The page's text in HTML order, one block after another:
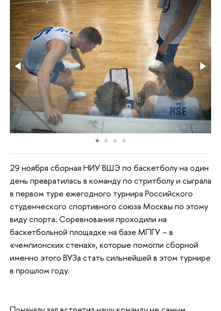
29 ноября сборная НИУ ВШЭ по баскетболу на один
день превратилась в команду по стритболу и сыграла
в первом туре ежегодного турнира Российского
студенческого спортивного союза Москвы по этому
виду спорта. Соревнования проходили на
баскетбольной площадке на базе МПГУ – в
«чемпионских стенах», которые помогли сборной
именно этого ВУЗа стать сильнейшей в этом турнире
в прошлом году.